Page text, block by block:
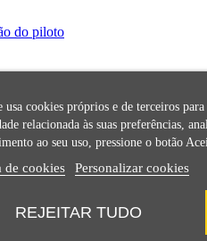
do piloto
usa cookies próprios e de terceiros
relacionada às suas preferências,
ao seu uso, pressione o botão
de cookies Personalizar cookies
REJEITAR TUDO